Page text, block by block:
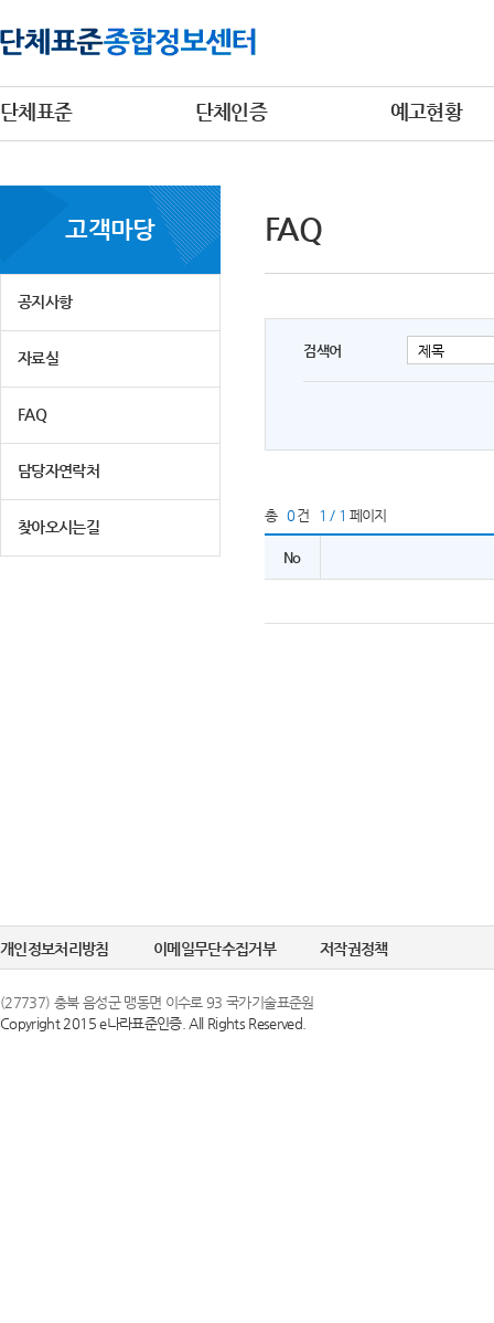
단체표준 단체인증 예고현황
고객마당
공지사항
자료실
FAQ
담당자연락처
찾아오시는길
FAQ
검색어
총 0건 1 / 1 페이지
No
개인정보처리방침 이메일무단수집거부 저작권정책
(27737) 충북 음성군 맹동면 이수로 93 국가기술표준원
Copyright 2015 e나라표준인증. All Rights Reserved.